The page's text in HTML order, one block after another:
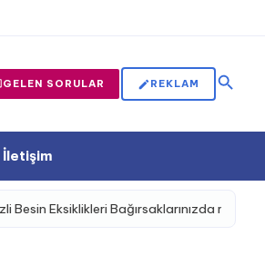
GELEN SORULAR REKLAM
İletişim
Bağırsaklarınızda mı Başlıyor?